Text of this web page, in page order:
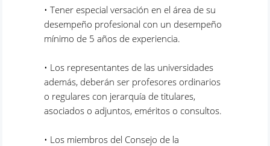
• Tener especial versación en el área de su
desempeño profesional con un desempeño
mínimo de 5 años de experiencia.
• Los representantes de las universidades
además, deberán ser profesores ordinarios
o regulares con jerarquía de titulares,
asociados o adjuntos, eméritos o consultos.
• Los miembros del Consejo de la